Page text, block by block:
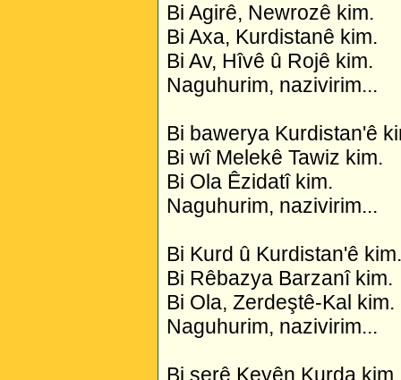
Bi Agirê, Newrozê kim.
Bi Axa, Kurdistanê kim.
Bi Av, Hîvê û Rojê kim.
Naguhurim, nazivirim...
Bi bawerya Kurdistan'ê
Bi wî Melekê Tawiz kim.
Bi Ola Êzidatî kim.
Naguhurim, nazivirim...
Bi Kurd û Kurdistan'ê kim.
Bi Rêbazya Barzanî kim.
Bi Ola, Zerdeştê-Kal kim.
Naguhurim, nazivirim...
Bi serê Keyên Kurda kim.